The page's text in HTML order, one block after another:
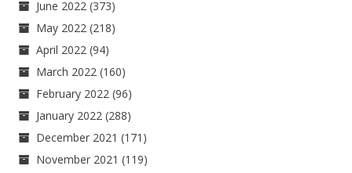
June 2022 (373)
May 2022 (218)
April 2022 (94)
March 2022 (160)
February 2022 (96)
January 2022 (288)
December 2021 (171)
November 2021 (119)